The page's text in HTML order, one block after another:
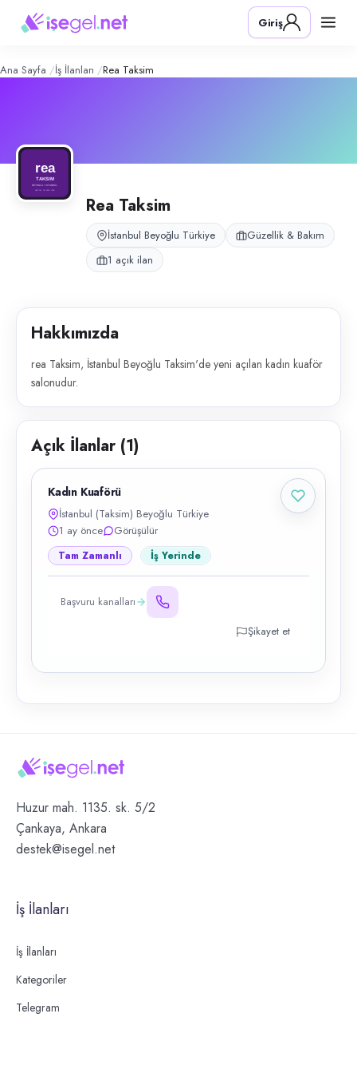
Taksim– Şirket Profili
Konum:
rea Taksim, İstanbul Beyoğlu Taksim'de yeni açılan kadın kuaför
Giriş
Ana Sayfa İş İlanları Rea Taksim
Rea Taksim
İstanbul Beyoğlu Türkiye
Güzellik & Bakım
1 açık ilan
Hakkımızda
rea Taksim, İstanbul Beyoğlu Taksim'de yeni açılan kadın kuaför
salonudur.
Açık İlanlar (1)
Kadın Kuaförü
İstanbul (Taksim) Beyoğlu Türkiye
1 ay önce
Görüşülür
Tam Zamanlı İş Yerinde
Başvuru kanalları
Şikayet et
Huzur mah. 1135. sk. 5/2
Çankaya, Ankara
destek@isegel.net
İş İlanları
İş İlanları
Kategoriler
Telegram